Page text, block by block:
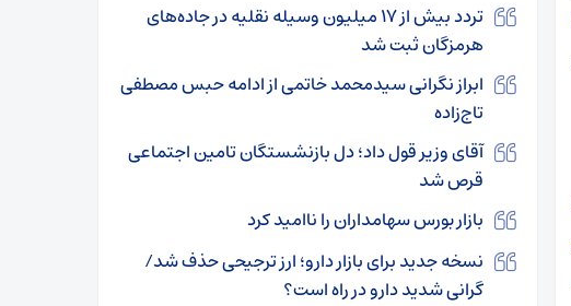
تردد بیش‌ از ۱۷ میلیون وسیله نقلیه در جاده‌های
هرمزگان ثبت شد
ابراز نگرانی سیدمحمد خاتمی از ادامه حبس مصطفی
تاج‌زاده
آقای وزیر قول داد؛ دل بازنشستگان تامین اجتماعی
قرص شد
بازار بورس سهامداران را ناامید کرد
نسخه جدید برای بازار دارو؛ ارز ترجیحی حذف شد/
گرانی شدید دارو در راه است؟